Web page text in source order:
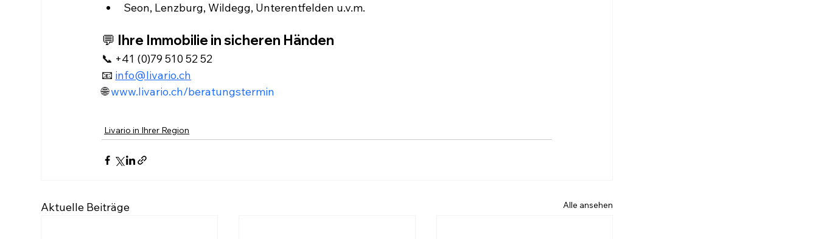
Seon, Lenzburg, Wildegg, Unterentfelden u.v.m.
💬 Ihre Immobilie in sicheren Händen
📞 +41 (0)79 510 52 52
📧 info@livario.ch
🌐 www.livario.ch/beratungstermin
Livario in Ihrer Region
Aktuelle Beiträge Alle ansehen